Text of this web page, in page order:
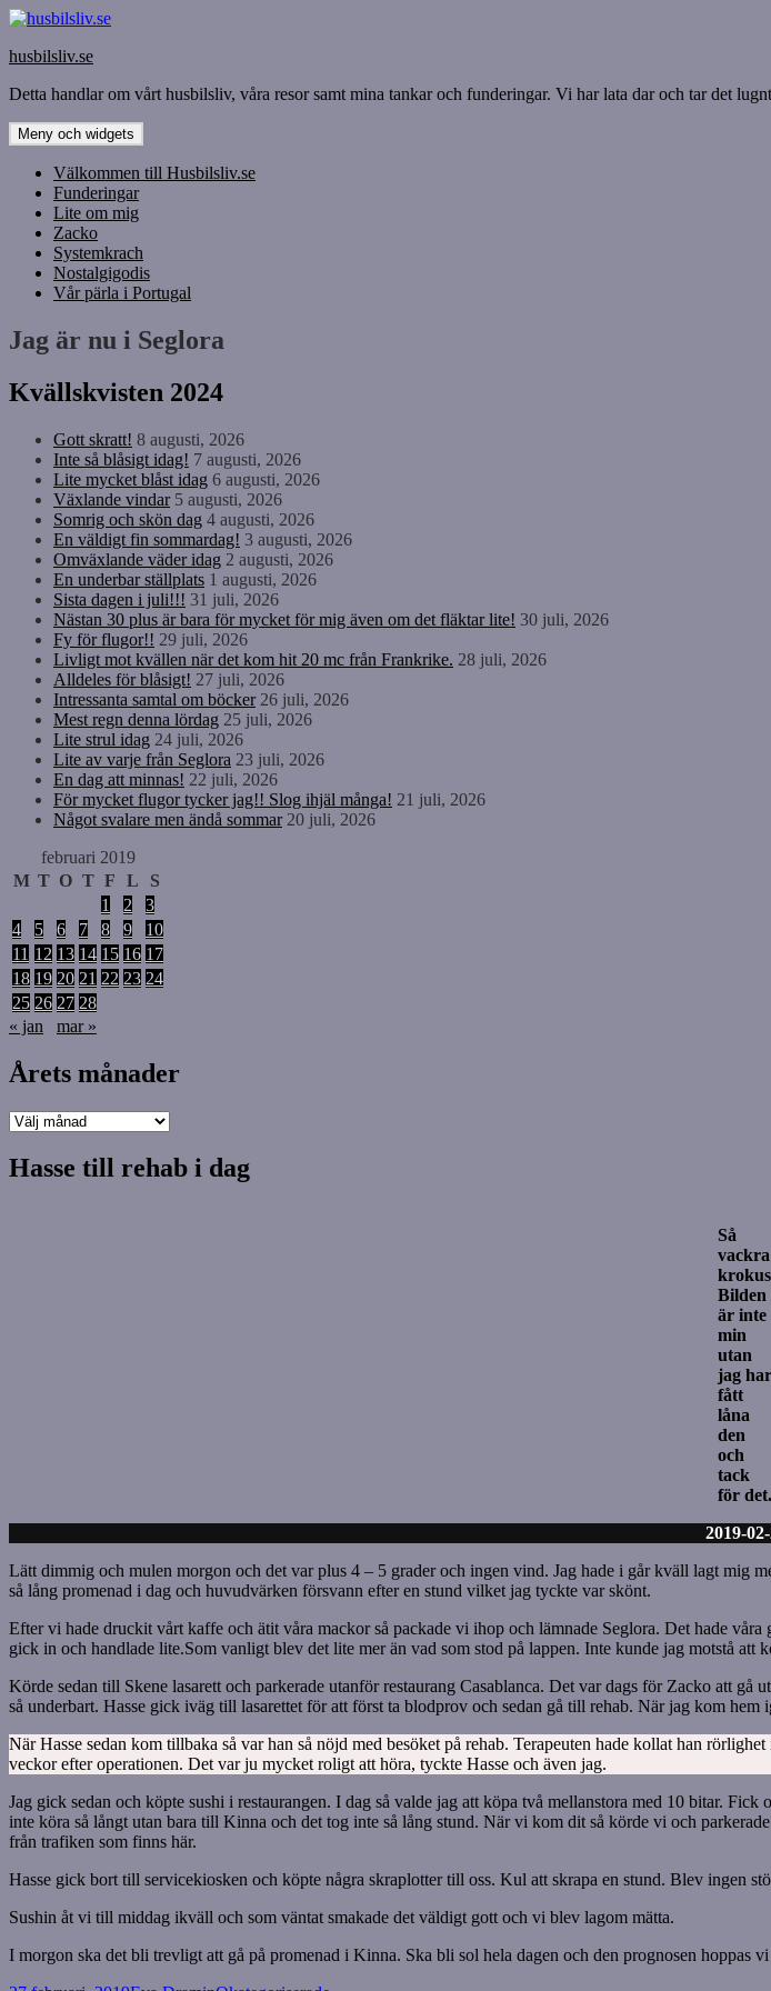
Hoppa
innehåll
husbilsliv.se
Detta handlar om vårt husbilsliv, våra resor samt mina tankar och funderingar. Vi har lata dar och tar det
Meny och widgets
Välkommen till Husbilsliv.se
Funderingar
Lite om mig
Zacko
Systemkrach
Nostalgigodis
Vår pärla i Portugal
Jag är nu i Seglora
Kvällskvisten 2024
Gott skratt! 8 augusti, 2026
Inte så blåsigt idag! 7 augusti, 2026
Lite mycket blåst idag 6 augusti, 2026
Växlande vindar 5 augusti, 2026
Somrig och skön dag 4 augusti, 2026
En väldigt fin sommardag! 3 augusti, 2026
Omväxlande väder idag 2 augusti, 2026
En underbar ställplats 1 augusti, 2026
Sista dagen i juli!!! 31 juli, 2026
Nästan 30 plus är bara för mycket för mig även om det fläktar lite! 30 juli, 2026
Fy för flugor!! 29 juli, 2026
Livligt mot kvällen när det kom hit 20 mc från Frankrike. 28 juli, 2026
Alldeles för blåsigt! 27 juli, 2026
Intressanta samtal om böcker 26 juli, 2026
Mest regn denna lördag 25 juli, 2026
Lite strul idag 24 juli, 2026
Lite av varje från Seglora 23 juli, 2026
En dag att minnas! 22 juli, 2026
För mycket flugor tycker jag!! Slog ihjäl många! 21 juli, 2026
Något svalare men ändå sommar 20 juli, 2026
februari 2019
M T O T F L
S
1
2
3
4
5 6 7 8 9
10
11 12 13 14 15 16 17
18 19 20 21 22 23 24
25 26 27 28
« jan
mar »
Årets månader
Årets
Hasse till rehab i dag
Så
vackra
Bilden
är inte
min
utan
jag har
fått
låna
den
och
tack
för det.
2019-
Lätt dimmig och mulen morgon och det var plus 4 – 5 grader och ingen vind. Jag hade i går kväll lagt
så lång promenad i dag och huvudvärken försvann efter en stund vilket jag tyckte var skönt.
Efter vi hade druckit vårt kaffe och ätit våra mackor så packade vi ihop och lämnade Seglora. Det hade
gick in och handlade lite.Som vanligt blev det lite mer än vad som stod på lappen. Inte kunde jag motstå
Körde sedan till Skene lasarett och parkerade utanför restaurang Casablanca. Det var dags för Zacko att
så underbart. Hasse gick iväg till lasarettet för att först ta blodprov och sedan gå till rehab. När jag kom hem
När Hasse sedan kom tillbaka så var han så nöjd med besöket på rehab. Terapeuten hade kollat han
veckor efter operationen. Det var ju mycket roligt att höra, tyckte Hasse och även jag.
Jag gick sedan och köpte sushi i restaurangen. I dag så valde jag att köpa två mellanstora med 10 bitar.
inte köra så långt utan bara till Kinna och det tog inte så lång stund. När vi kom dit så körde vi och
från trafiken som finns här.
Hasse gick bort till servicekiosken och köpte några skraplotter till oss. Kul att skrapa en stund. Blev ingen
Sushin åt vi till middag ikväll och som väntat smakade det väldigt gott och vi blev lagom mätta.
I morgon ska det bli trevligt att gå på promenad i Kinna. Ska bli sol hela dagen och den prognosen hoppas vi